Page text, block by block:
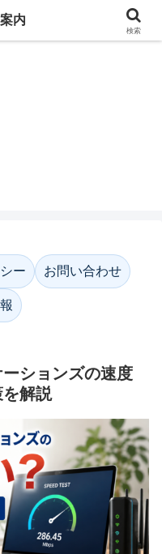
ー お問い合わせ
ションズの速度
解説
内
検索